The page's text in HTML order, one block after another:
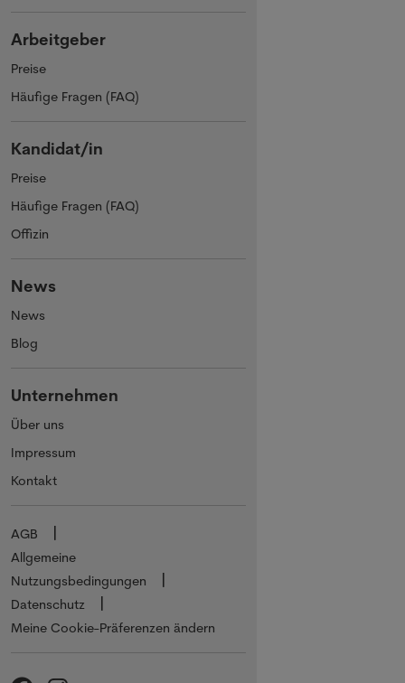
Arbeitgeber
Preise
Häufige Fragen (FAQ)
Kandidat/in
Preise
Häufige Fragen (FAQ)
Offizin
News
News
Blog
Unternehmen
Über uns
Impressum
Kontakt
AGB
Allgemeine
Nutzungsbedingungen
Datenschutz
Meine Cookie-Präferenzen ändern